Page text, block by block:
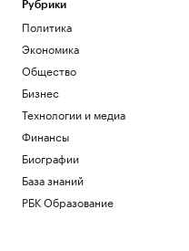
Рубрики
Политика
Экономика
Общество
Бизнес
Технологии и медиа
Финансы
Биографии
База знаний
РБК Образование